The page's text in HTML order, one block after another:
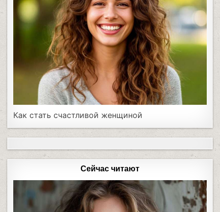
Как стать счастливой женщиной
Сейчас читают